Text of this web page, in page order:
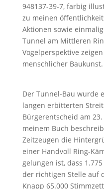
948137-39-7, farbig
zu meinen
Aktionen sowie
Tunnel am Mittleren
Vogelperspektive
menschlicher Baukunst.
Der Tunnel-Bau wurde
langen erbitterten
Bürgerentscheid am
meinem Buch
Zeitzeugen die
einer Handvoll Ring-
gelungen ist, dass
der richtigen Stelle auf
Knapp 65.000